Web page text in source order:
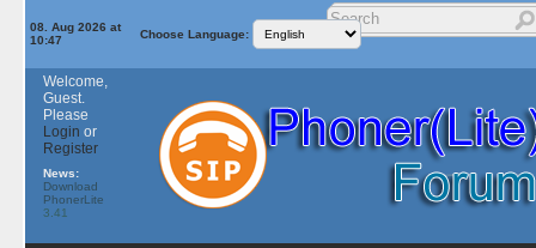
08. Aug 2026 at
10:47
Choose Language:
Welcome,
Guest.
Please
Login or
Register
News:
Download
PhonerLite
3.41